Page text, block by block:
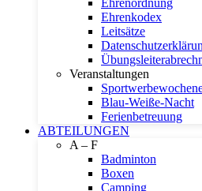
Ehrenordnung
Ehrenkodex
Leitsätze
Veranstaltungen
Blau-Weiße-Nacht
Ferienbetreuung
ABTEILUNGEN
A – F
Badminton
Boxen
Camping